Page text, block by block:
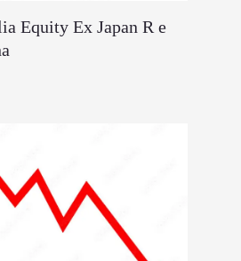
Equity Ex Japan R e